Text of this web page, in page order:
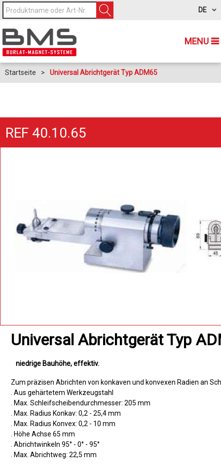
MENU
DE
Startseite > Universal Abrichtgerät Typ ADM65
REF 40.10.65
Universal Abrichtgerät Typ
niedrige Bauhöhe effektiv
Zum präzisen Abrichten von konkaven und konvexen Radien an
. Aus gehärtetem Werkzeugstahl
. Max. Schleifscheibendurchmesser: 205 mm
. Max. Radius Konkav: 0,2 - 25,4 mm
. Max. Radius Konvex: 0,2 - 10 mm
. Höhe Achse 65 mm
. Abrichtwinkeln 95° - 0° - 95°
. Max. Abrichtweg: 22,5 mm